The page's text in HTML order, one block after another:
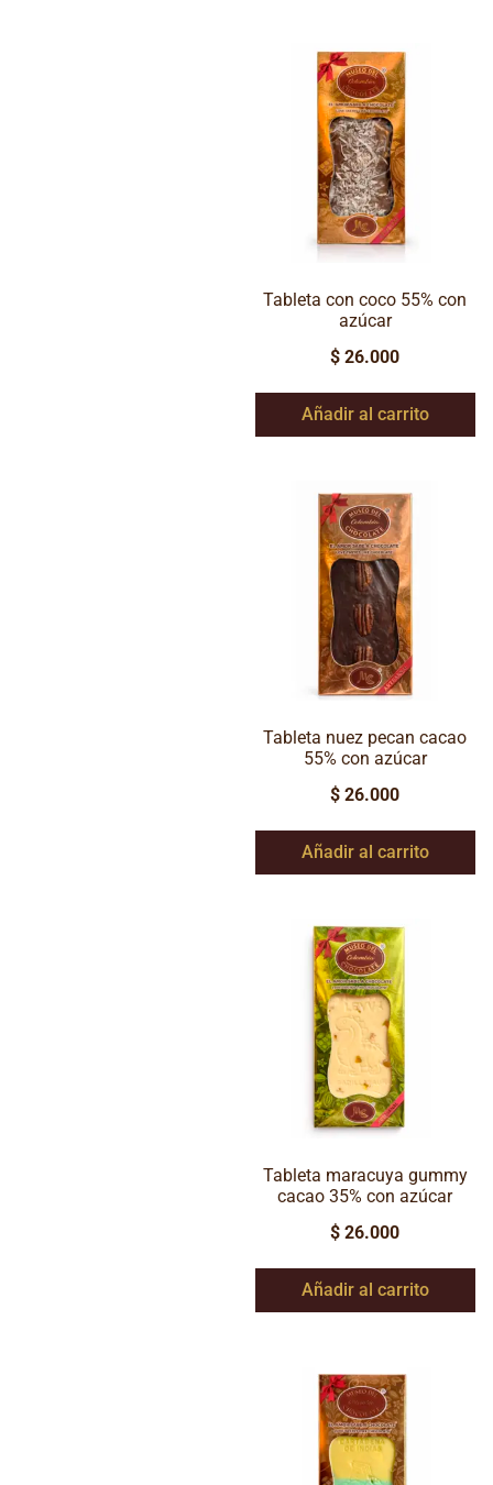
Tableta con coco 55% con
azúcar
$ 26.000
Añadir al carrito
Tableta nuez pecan cacao
55% con azúcar
$ 26.000
Añadir al carrito
Tableta maracuya gummy
cacao 35% con azúcar
$ 26.000
Añadir al carrito